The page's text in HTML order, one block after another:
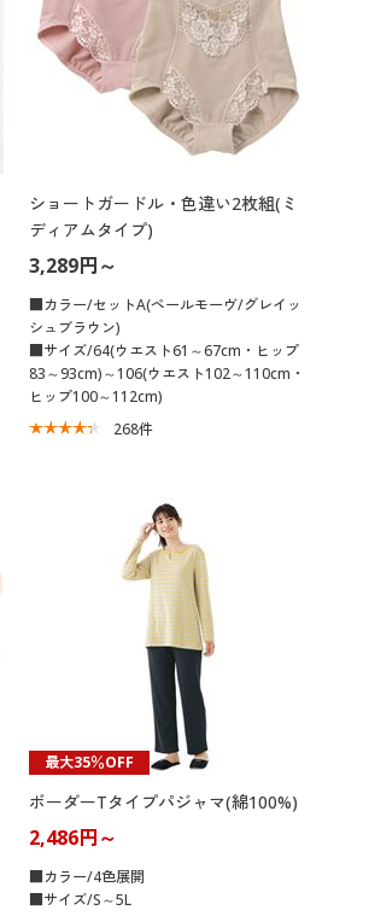
ショートガードル・色違い2枚組(ミ
ディアムタイプ)
3,289円～
■カラー/セットA(ペールモーヴ/グレイッ
シュブラウン)
■サイズ/64(ウエスト61～67cm・ヒップ
83～93cm)～106(ウエスト102～110cm・
ヒップ100～112cm)
268件
最大35％OFF
ボーダーTタイプパジャマ(綿100%)
2,486円～
■カラー/4色展開
■サイズ/S～5L